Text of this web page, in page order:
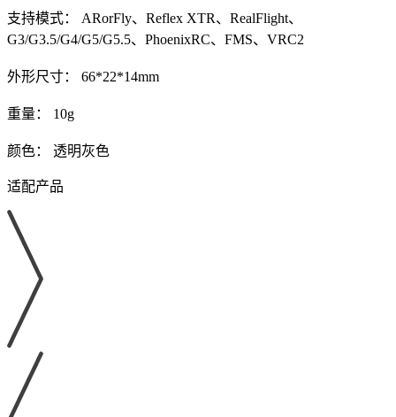
支持模式： ARorFly、Reflex XTR、RealFlight、
G3/G3.5/G4/G5/G5.5、PhoenixRC、FMS、VRC2
外形尺寸： 66*22*14mm
重量： 10g
颜色： 透明灰色
适配产品